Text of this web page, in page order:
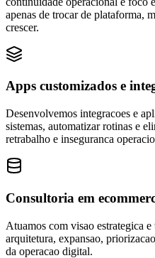
apenas de trocar de plataforma,
crescer.
Apps customizados e
Desenvolvemos integracoes e
sistemas, automatizar rotinas e
retrabalho e inseguranca
Consultoria em
Atuamos com visao estrategica
arquitetura, expansao,
da operacao digital.